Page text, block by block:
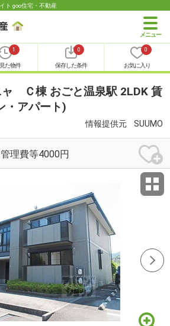
ト goo住宅・不動産
1
た物件
0
保存した条件
0
お気に入り
ャ Ｃ棟 おごと温泉駅 2LDK 賃
・アパート)
情報提供元 SUUMO
理費等4000円